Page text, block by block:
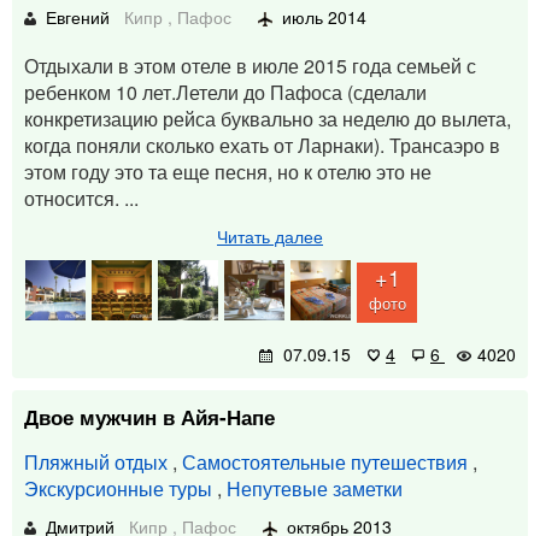
Евгений Кипр , Пафос июль 2014
Отдыхали в этом отеле в июле 2015 года семьей с
ребенком 10 лет.Летели до Пафоса (сделали
конкретизацию рейса буквально за неделю до вылета,
когда поняли сколько ехать от Ларнаки). Трансаэро в
этом году это та еще песня, но к отелю это не
относится. ...
Читать далее
+1
фото
07.09.15 4 6 4020
Двое мужчин в Айя-Напе
Пляжный отдых , Самостоятельные путешествия ,
Экскурсионные туры , Непутевые заметки
Дмитрий Кипр , Пафос октябрь 2013